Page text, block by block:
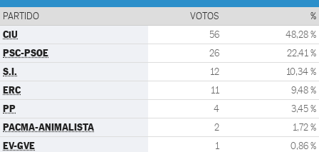
PARTIDO VOTOS %
CiU 56 48,28 %
PSC-PSOE 26 22,41 %
S.I. 12 10,34 %
ERC 11 9,48 %
PP 4 3,45 %
PACMA-ANIMALISTA 2 1,72 %
EV-GVE 1 0,86 %